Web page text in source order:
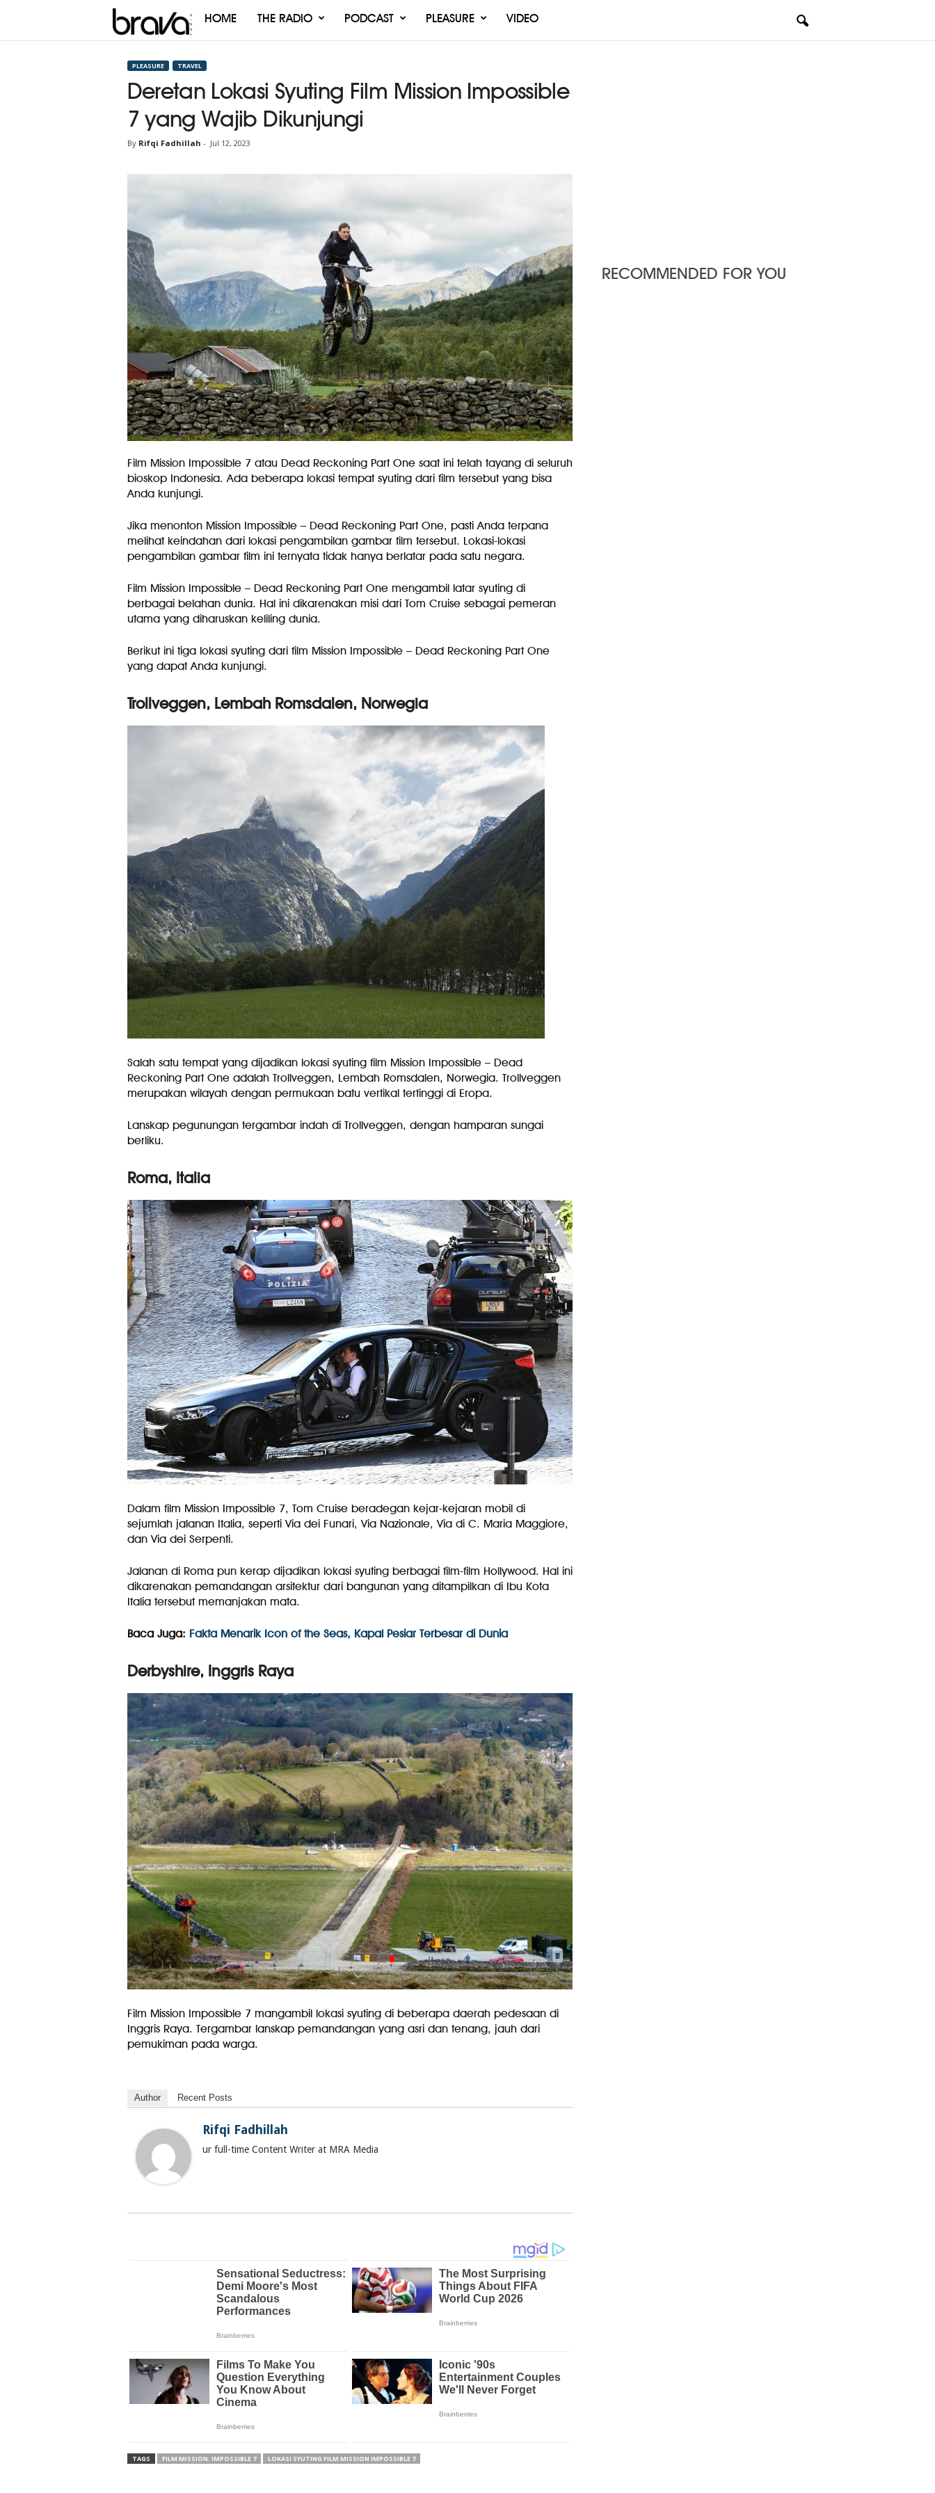
Brava
HOME THE RADIO PODCAST PLEASURE VIDEO
PLEASURE TRAVEL
Deretan Lokasi Syuting Film Mission Impossible
7 yang Wajib Dikunjungi
By Rifqi Fadhillah - Jul 12, 2023
Film Mission Impossible 7 atau Dead Reckoning Part One saat ini telah tayang di seluruh
bioskop Indonesia. Ada beberapa lokasi tempat syuting dari film tersebut yang bisa
Anda kunjungi.
Jika menonton Mission Impossible – Dead Reckoning Part One, pasti Anda terpana
melihat keindahan dari lokasi pengambilan gambar film tersebut. Lokasi-lokasi
pengambilan gambar film ini ternyata tidak hanya berlatar pada satu negara.
Film Mission Impossible – Dead Reckoning Part One mengambil latar syuting di
berbagai belahan dunia. Hal ini dikarenakan misi dari Tom Cruise sebagai pemeran
utama yang diharuskan keliling dunia.
Berikut ini tiga lokasi syuting dari film Mission Impossible – Dead Reckoning Part One
yang dapat Anda kunjungi.
Trollveggen, Lembah Romsdalen, Norwegia
Salah satu tempat yang dijadikan lokasi syuting film Mission Impossible – Dead
Reckoning Part One adalah Trollveggen, Lembah Romsdalen, Norwegia. Trollveggen
merupakan wilayah dengan permukaan batu vertikal tertinggi di Eropa.
Lanskap pegunungan tergambar indah di Trollveggen, dengan hamparan sungai
berliku.
Roma, Italia
Dalam film Mission Impossible 7, Tom Cruise beradegan kejar-kejaran mobil di
sejumlah jalanan Italia, seperti Via dei Funari, Via Nazionale, Via di C. Maria Maggiore,
dan Via dei Serpenti.
Jalanan di Roma pun kerap dijadikan lokasi syuting berbagai film-film Hollywood. Hal ini
dikarenakan pemandangan arsitektur dari bangunan yang ditampilkan di Ibu Kota
Italia tersebut memanjakan mata.
Baca Juga: Fakta Menarik Icon of the Seas, Kapal Pesiar Terbesar di Dunia
Derbyshire, Inggris Raya
Film Mission Impossible 7 mangambil lokasi syuting di beberapa daerah pedesaan di
Inggris Raya. Tergambar lanskap pemandangan yang asri dan tenang, jauh dari
pemukiman pada warga.
Author Recent Posts
Rifqi Fadhillah
ur full-time Content Writer at MRA Media
TAGS FILM MISSION: IMPOSSIBLE 7 LOKASI SYUTING FILM MISSION IMPOSSIBLE 7
RECOMMENDED FOR YOU